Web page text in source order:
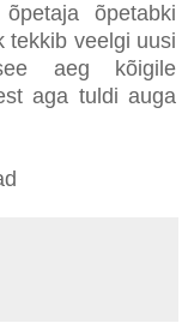
õpetabki
tekkib veelgi uusi
aeg kõigile
aga tuldi auga